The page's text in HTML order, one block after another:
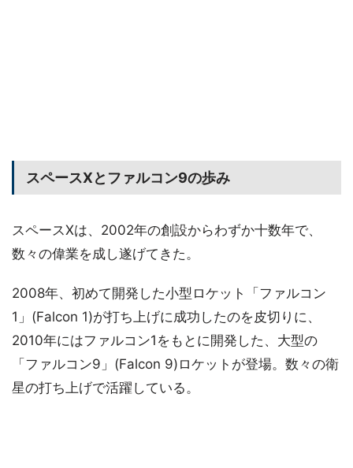
スペースXとファルコン9の歩み
スペースXは、2002年の創設からわずか十数年で、
数々の偉業を成し遂げてきた。
2008年、初めて開発した小型ロケット「ファルコン
1」(Falcon 1)が打ち上げに成功したのを皮切りに、
2010年にはファルコン1をもとに開発した、大型の
「ファルコン9」(Falcon 9)ロケットが登場。数々の衛
星の打ち上げで活躍している。